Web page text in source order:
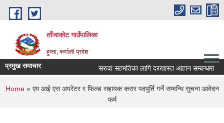
Skip to main content
ताँजाकोट गाउँपालिका
हुम्ला, कर्णाली प्रदेश
प्रमुख समाचार सरुवा सहमतिका लागि दरखास्त आहान सम्बन्धमा
You are here
Home» एम आई एस अपरेटर र फिल्ड सहायक करार पदपुर्ति गर्ने सम्वन्धि सुचना आवेदन
फर्म